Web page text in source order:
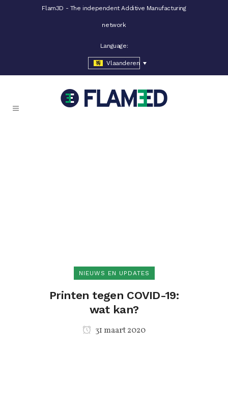
Flam3D - The independent Additive Manufacturing
network
Language:
Vlaanderen
NIEUWS EN UPDATES
Printen tegen COVID-19:
wat kan?
31 maart 2020